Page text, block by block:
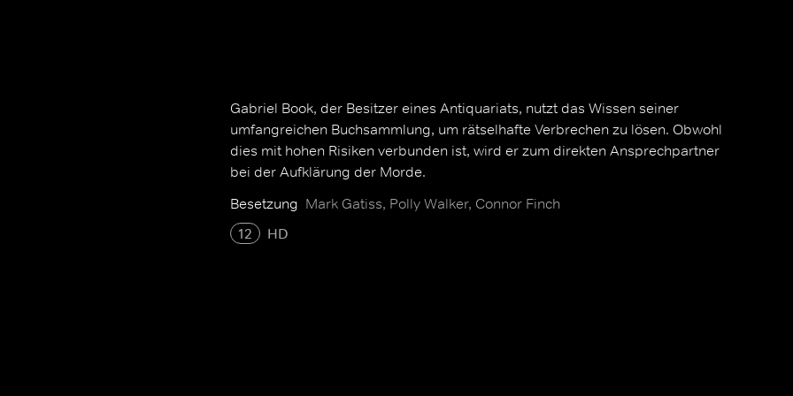
Gabriel Book, der Besitzer eines Antiquariats, nutzt das Wissen seiner
umfangreichen Buchsammlung, um rätselhafte Verbrechen zu lösen. Obwohl
dies mit hohen Risiken verbunden ist, wird er zum direkten Ansprechpartner
bei der Aufklärung der Morde.
Besetzung Mark Gatiss, Polly Walker, Connor Finch
12
HD